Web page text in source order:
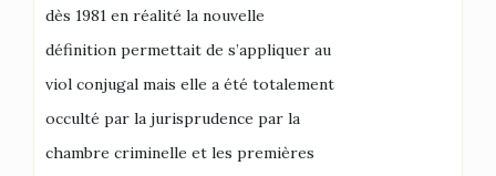
dès 1981 en réalité la nouvelle
définition permettait de s’appliquer au
viol conjugal mais elle a été totalement
occulté par la jurisprudence par la
chambre criminelle et les premières